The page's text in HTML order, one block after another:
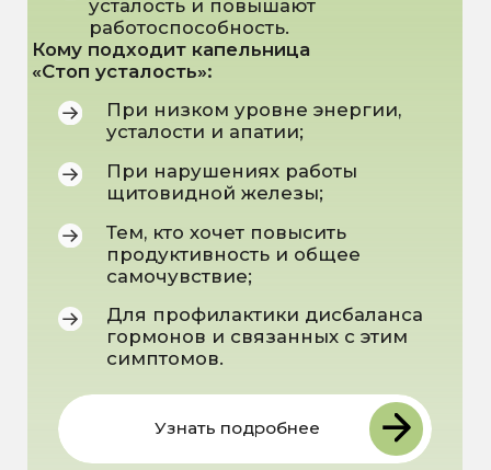
Улучшить обмен веществ и
усвоение питательных веществ;
Снизить хроническую усталость
и повысить уровень энергии;
Укрепить иммунитет и
общее самочувствие.
инструментом поддержки
гормонального баланса и энергии, а
не просто источником калорий.
Узнать подробнее
Доступ к Клубу Биохакинга
Закрытый Telegram-канал с
ежедневной поддержкой и полезными
практиками для здоровья: